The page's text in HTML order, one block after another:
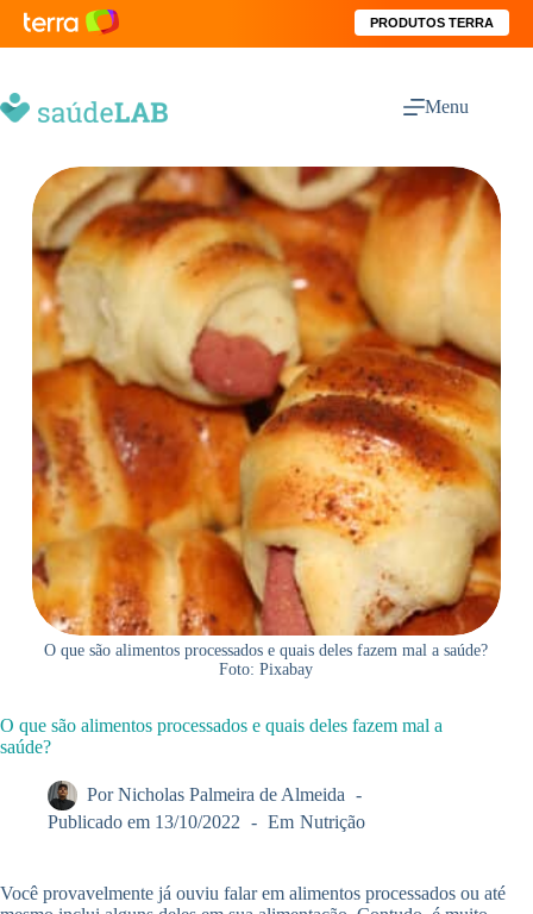
PRODUTOS TERRA
Menu
O que são alimentos processados e quais deles fazem mal a saúde?
Foto: Pixabay
O que são alimentos processados e quais deles fazem mal a
saúde?
Por Nicholas Palmeira de Almeida
Publicado em 13/10/2022 Em Nutrição
Você provavelmente já ouviu falar em alimentos processados ou até